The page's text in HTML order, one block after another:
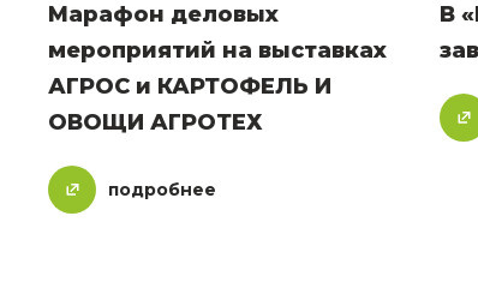
Марафон деловых
мероприятий на выставках
АГРОС и КАРТОФЕЛЬ И
ОВОЩИ АГРОТЕХ
подробнее
В